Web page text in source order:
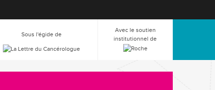
Sous l'égide de
Avec le soutien
institutionnel de